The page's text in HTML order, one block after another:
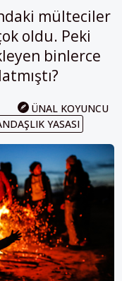
mülteciler
oldu. Peki
binlerce
ÜNAL KOYUNCU
YASASI